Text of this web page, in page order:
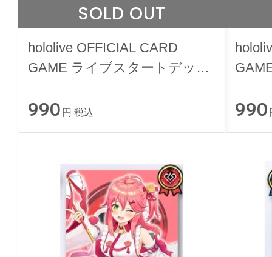
SOLD OUT
hololive OFFICIAL CARD
GAME ライブスタートデッキ
990 円 税込 990